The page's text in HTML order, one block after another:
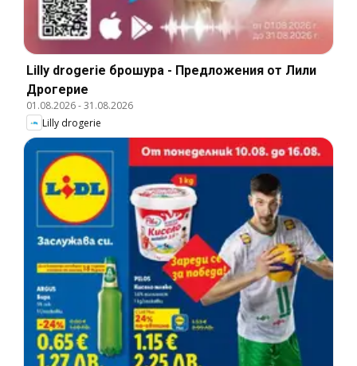
Lilly drogerie брошура - Предложения от Лили
Дрогерие
01.08.2026-31.08.2026
Lilly drogerie